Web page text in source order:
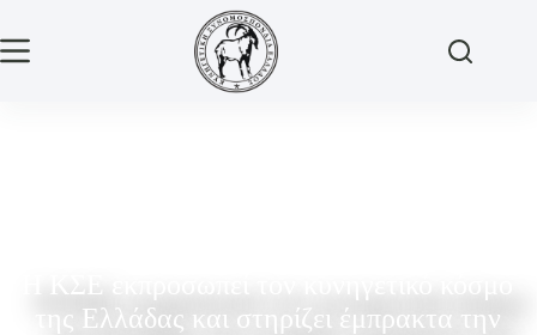
της Ελλάδας και στηρίζει έμπρακτα την